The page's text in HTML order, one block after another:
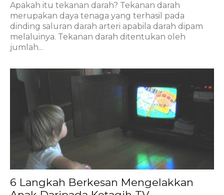
Apakah itu tekanan darah? Tekanan darah
merupakan daya tenaga yang terhasil pada
dinding saluran darah arteri apabila darah dipam
melaluinya. Tekanan darah ditentukan oleh
jumlah...
6 Langkah Berkesan Mengelakkan